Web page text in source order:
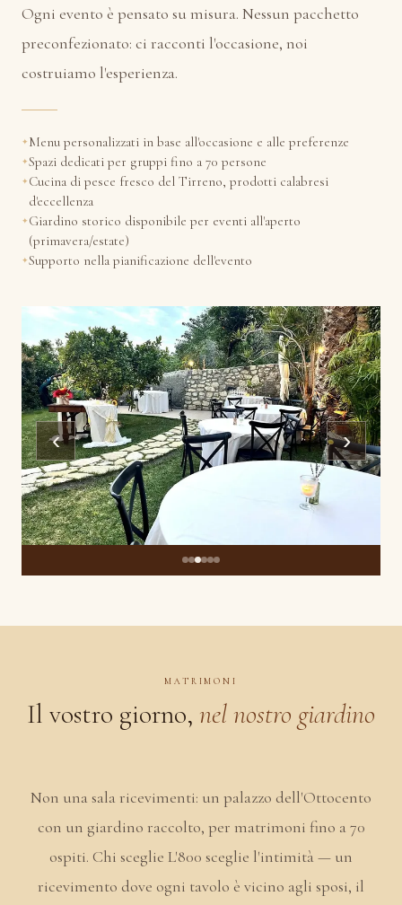
Ogni evento è pensato su misura. Nessun pacchetto
preconfezionato: ci racconti l'occasione, noi
costruiamo l'esperienza.
Menu personalizzati in base all'occasione e alle preferenze
Spazi dedicati per gruppi fino a 70 persone
Cucina di pesce fresco del Tirreno, prodotti calabresi
d'eccellenza
Giardino storico disponibile per eventi all'aperto
(primavera/estate)
Supporto nella pianificazione dell'evento
‹ ›
MATRIMONI
Il vostro giorno, nel nostro giardino
Non una sala ricevimenti: un palazzo dell'Ottocento
con un giardino raccolto, per matrimoni fino a 70
ospiti. Chi sceglie L'800 sceglie l'intimità — un
ricevimento dove ogni tavolo è vicino agli sposi, il